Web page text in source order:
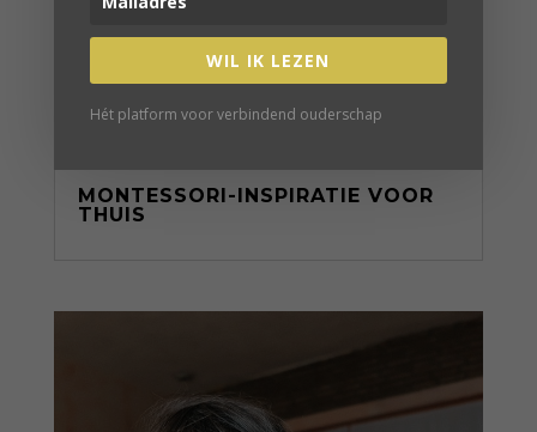
MONTESSORI-INSPIRATIE VOOR
THUIS
WIL IK LEZEN
Hét platform voor verbindend ouderschap